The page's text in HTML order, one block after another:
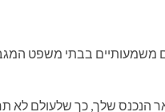
משמעותיים בבתי משפט